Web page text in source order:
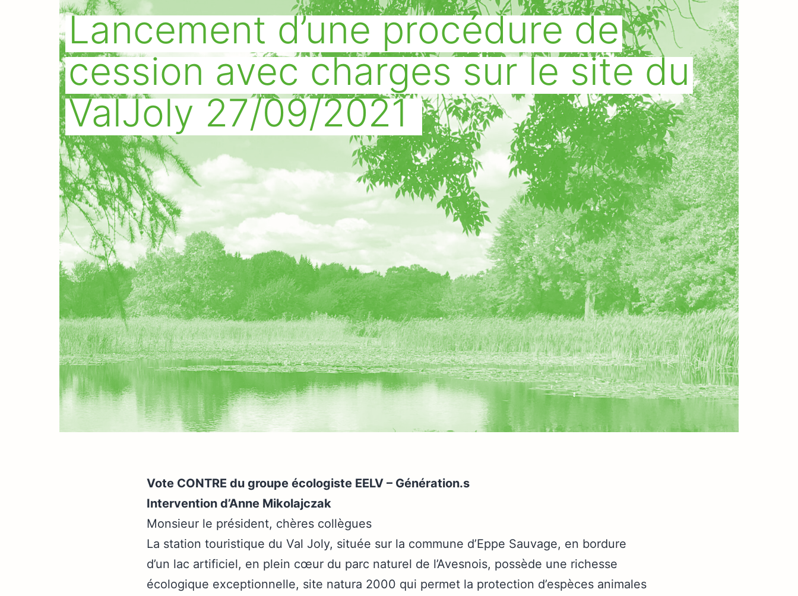
Lancement d’une procédure de
cession avec charges sur le site du
ValJoly 27/09/2021
Vote CONTRE du groupe écologiste EELV – Génération.s
Intervention d’Anne Mikolajczak
Monsieur le président, chères collègues
La station touristique du Val Joly, située sur la commune d’Eppe Sauvage, en bordure
d’un lac artificiel, en plein cœur du parc naturel de l’Avesnois, possède une richesse
écologique exceptionnelle, site natura 2000 qui permet la protection d’espèces animales